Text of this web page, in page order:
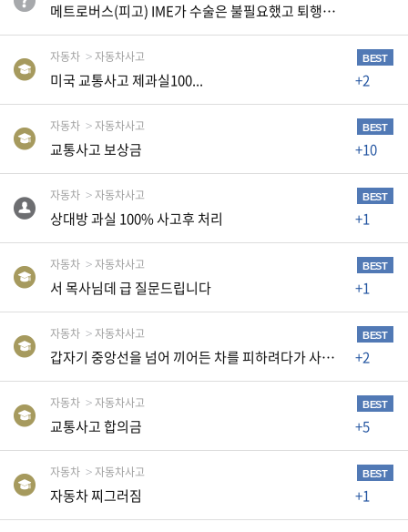
K
이
용
수
내
바
랍
니
.
메트로버스(피고) IME가 수술은 불필요했고 퇴행성 변화 때문이라고 주장합니다.
자동차 자동차사고 BEST
미국 교통사고 제과실100... +2
자동차 자동차사고 BEST
교통사고 보상금 +10
자동차 자동차사고 BEST
상대방 과실 100% 사고후 처리 +1
자동차 자동차사고 BEST
서 목사님데 급 질문드립니다 +1
자동차 자동차사고 BEST
갑자기 중앙선을 넘어 끼어든 차를 피하려다가 사고가 났습니다 +2
자동차 자동차사고 BEST
교통사고 합의금 +5
자동차 자동차사고 BEST
자동차 찌그러짐 +1